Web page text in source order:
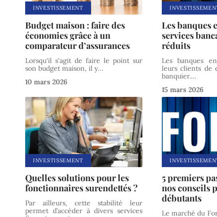
INVESTISSEMENT
Budget maison : faire des
économies grâce à un
comparateur d’assurances
Lorsqu'il s'agit de faire le point sur
son budget maison, il y…
10 mars 2026
Les banques
services
réduits
Les banques
leurs clients de
banquier.…
15 mars 2026
INVESTISSEMENT
Quelles solutions pour les
fonctionnaires surendettés ?
Par ailleurs, cette stabilité leur
permet d’accéder à divers services
5 premiers
nos conseils
débutants
Le marché du